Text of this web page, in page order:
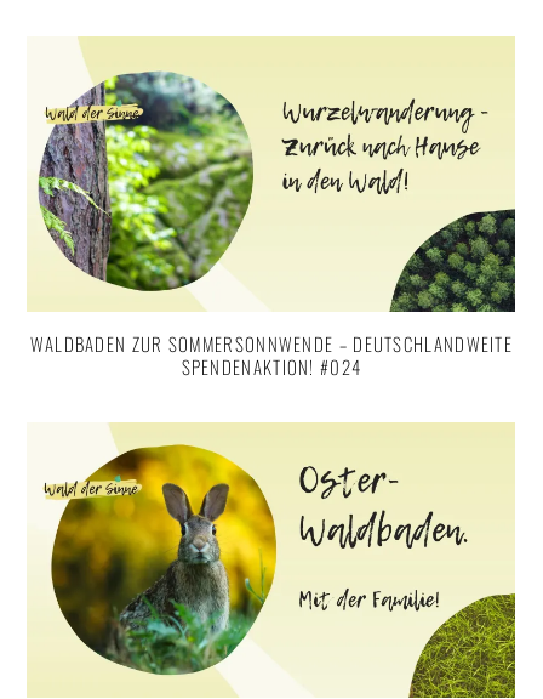
WALDBADEN ZUR SOMMERSONNWENDE – DEUTSCHLANDWEITE
SPENDENAKTION! #024